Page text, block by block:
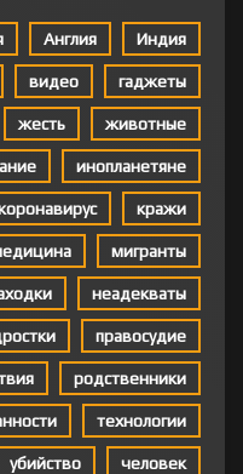
Англия Индия
видео гаджеты
жесть животные
инопланетяне
кражи
мигранты
неадекваты
правосудие
родственники
технологии
убийство человек